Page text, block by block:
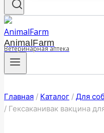
AnimalFarm
Ветеринарная аптека
Главная / Каталог / Для
/ Гексаканивак вакцина